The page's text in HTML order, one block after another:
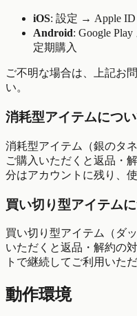
iOS: 設定 → Apple
Android: Google
定期購入
ご不明な場合は、上記お
い。
消耗型アイテムにつ
消耗型アイテム（銀のタ
ご購入いただくと返品・
分はアカウントに残り、
買い切り型アイテム
買い切り型アイテム（ダ
いただくと返品・解約の
トで継続してご利用いた
動作環境